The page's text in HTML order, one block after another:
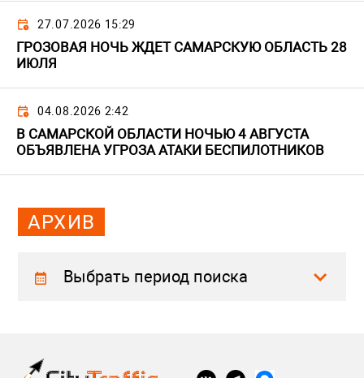
27.07.2026 15:29
ГРОЗОВАЯ НОЧЬ ЖДЕТ САМАРСКУЮ ОБЛАСТЬ 28
ИЮЛЯ
04.08.2026 2:42
В САМАРСКОЙ ОБЛАСТИ НОЧЬЮ 4 АВГУСТА
ОБЪЯВЛЕНА УГРОЗА АТАКИ БЕСПИЛОТНИКОВ
АРХИВ
Выбрать период поиска